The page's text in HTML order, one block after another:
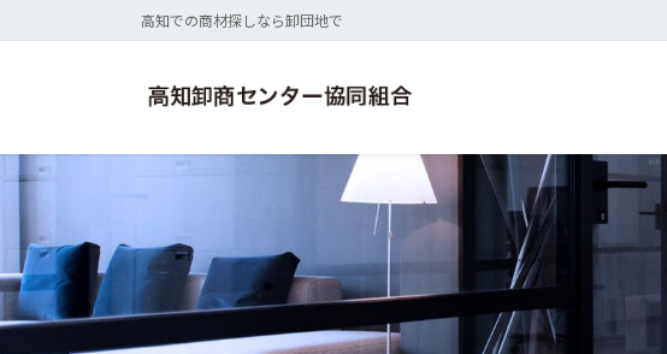
ン
に
移
ビ
ョ
ン
動
高知での商材探しなら卸団地で